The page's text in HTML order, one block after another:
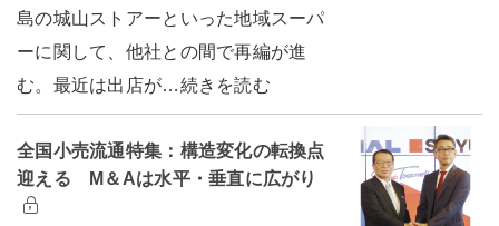
島の城山ストアーといった地域スーパ
ーに関して、他社との間で再編が進
む。最近は出店が…続きを読む
全国小売流通特集：構造変化の転換点
迎える M＆Aは水平・垂直に広がり